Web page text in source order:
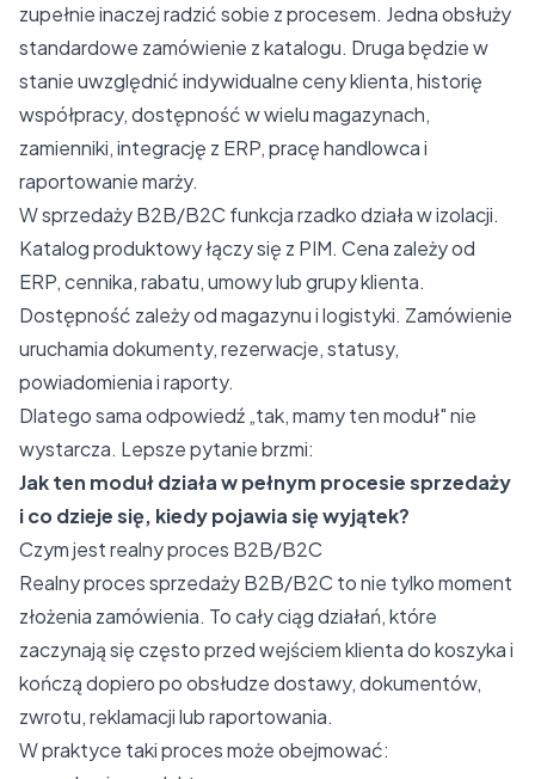
zupełnie inaczej radzić sobie z procesem. Jedna obsłuży
standardowe zamówienie z katalogu. Druga będzie w
stanie uwzględnić indywidualne ceny klienta, historię
współpracy, dostępność w wielu magazynach,
zamienniki, integrację z ERP, pracę handlowca i
raportowanie marży.
W sprzedaży B2B/B2C funkcja rzadko działa w izolacji.
Katalog produktowy łączy się z PIM. Cena zależy od
ERP, cennika, rabatu, umowy lub grupy klienta.
Dostępność zależy od magazynu i logistyki. Zamówienie
uruchamia dokumenty, rezerwacje, statusy,
powiadomienia i raporty.
Dlatego sama odpowiedź „tak, mamy ten moduł" nie
wystarcza. Lepsze pytanie brzmi:
Jak ten moduł działa w pełnym procesie sprzedaży
i co dzieje się, kiedy pojawia się wyjątek?
Czym jest realny proces B2B/B2C
Realny proces sprzedaży B2B/B2C to nie tylko moment
złożenia zamówienia. To cały ciąg działań, które
zaczynają się często przed wejściem klienta do koszyka i
kończą dopiero po obsłudze dostawy, dokumentów,
zwrotu, reklamacji lub raportowania.
W praktyce taki proces może obejmować: